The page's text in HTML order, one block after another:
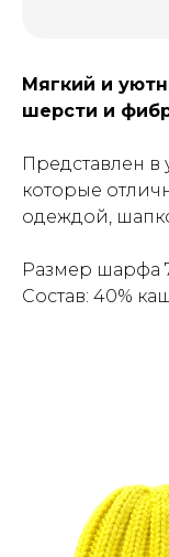
Мягкий и
шерсти и
Представлен в
которые
одеждой,
Размер шарфа
Состав: 40%